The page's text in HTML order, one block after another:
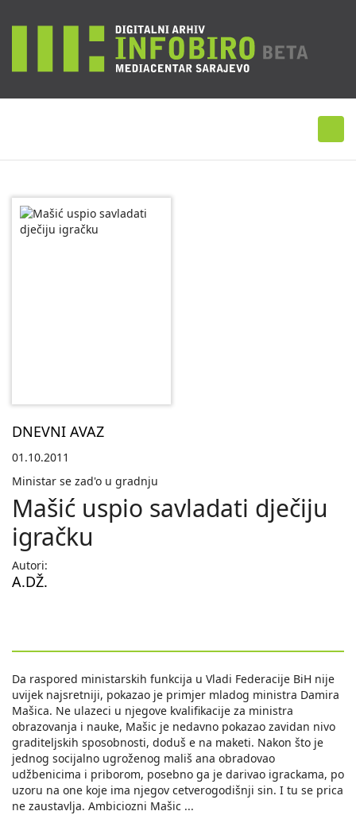
DNEVNI AVAZ
01.10.2011
Ministar se zad'o u gradnju
Mašić uspio savladati dječiju
igračku
Autori:
A.DŽ.
Da raspored ministarskih funkcija u Vladi Federacije BiH nije
uvijek najsretniji, pokazao je primjer mladog ministra Damira
Mašica. Ne ulazeci u njegove kvalifikacije za ministra
obrazovanja i nauke, Mašic je nedavno pokazao zavidan nivo
graditeljskih sposobnosti, doduš e na maketi. Nakon što je
jednog socijalno ugroženog mališ ana obradovao
udžbenicima i priborom, posebno ga je darivao igrackama, po
uzoru na one koje ima njegov cetverogodišnji sin. I tu se prica
ne zaustavlja. Ambiciozni Mašic ...